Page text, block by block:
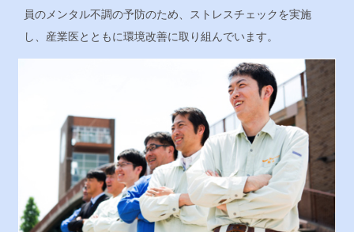
員のメンタル不調の予防のため、ストレスチェックを実施
し、産業医とともに環境改善に取り組んでいます。